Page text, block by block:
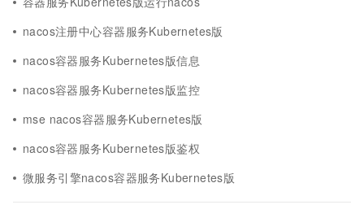
nacos注册中心容器服务Kubernetes版
nacos容器服务Kubernetes版信息
nacos容器服务Kubernetes版监控
mse nacos容器服务Kubernetes版
nacos容器服务Kubernetes版鉴权
微服务引擎nacos容器服务Kubernetes版